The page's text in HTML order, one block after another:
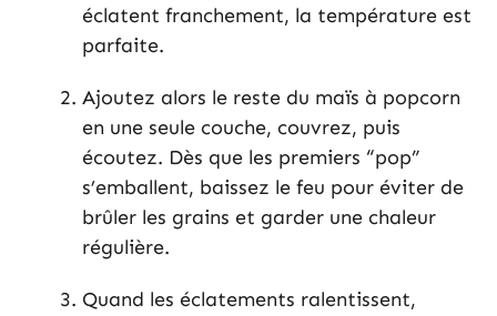
éclatent franchement, la température est
parfaite.
Ajoutez alors le reste du maïs à popcorn
en une seule couche, couvrez, puis
écoutez. Dès que les premiers “pop”
s’emballent, baissez le feu pour éviter de
brûler les grains et garder une chaleur
régulière.
Quand les éclatements ralentissent,